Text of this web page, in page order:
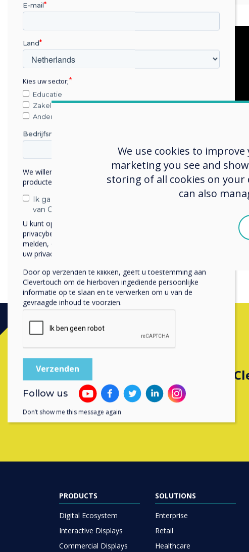
PRODUCTS
Digital Ecosystem
Interactive Displays
Commercial Displays
SOLUTIONS
Enterprise
Retail
Healthcare
We use cookies to
marketing you see and
storing of all cookies on your
can also
E-mail
Land
Kies uw sector;
Educatie
Zakelijke dienstverlening
Anders
Bedrijfsnaam
We willen graag contact met u opnemen over onze
producten en diensten (via e-mail, telefoon of post).
Ik ga ermee akkoord om berichten te ontvangen
van Clevertouch.
U kunt op elk moment afmelden voor berichten. Bekijk ons
privacybeleid voor meer informatie over hoe je af te
melden, onze privacypraktijken en hoe we ons inzetten om
uw privacy te beschermen en respecteren.
Door op verzenden te klikken, geeft u toestemming aan
Clevertouch om de hierboven ingediende persoonlijke
informatie op te slaan en te verwerken om u van de
gevraagde inhoud te voorzien.
Follow us
Don’t show me this message again